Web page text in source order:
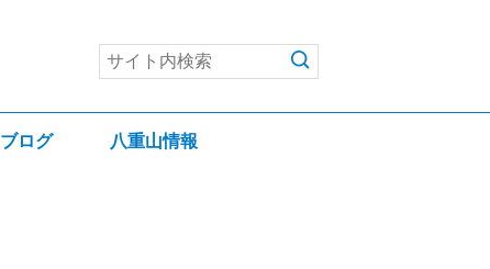
ブログ 八重山情報